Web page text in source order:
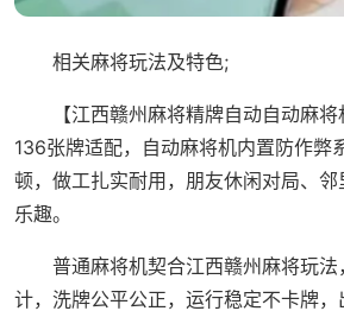
相关麻将玩法及特色;
【江西赣州麻将精牌自动自动麻
136张牌适配，自动麻将机内置防作
顿，做工扎实耐用，朋友休闲对局、
乐趣。
普通麻将机契合江西赣州麻将玩
计，洗牌公平公正，运行稳定不卡牌，